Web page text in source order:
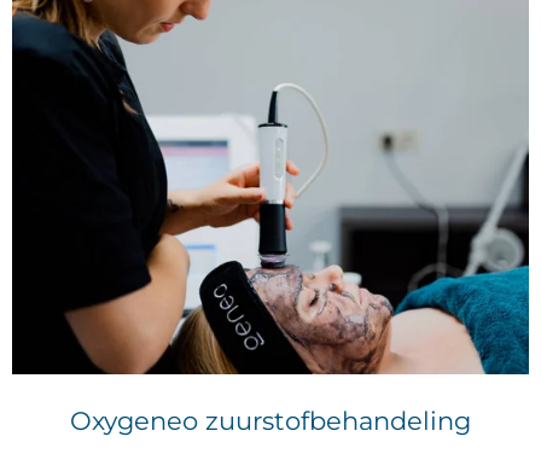
Oxygeneo zuurstofbehandeling